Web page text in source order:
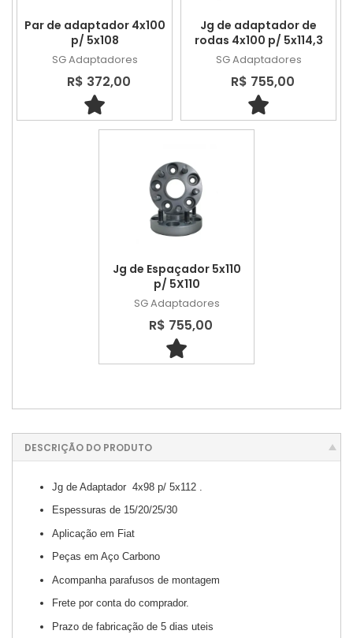
Par de adaptador 4x100
p/ 5x108
SG Adaptadores
R$ 372,00
Jg de adaptador de
rodas 4x100 p/ 5x114,3
SG Adaptadores
R$ 755,00
Jg de Espaçador 5x110
p/ 5X110
SG Adaptadores
R$ 755,00
DESCRIÇÃO DO PRODUTO
Jg de Adaptador 4x98 p/ 5x112 .
Espessuras de 15/20/25/30
Aplicação em Fiat
Peças em Aço Carbono
Acompanha parafusos de montagem
Frete por conta do comprador.
Prazo de fabricação de 5 dias uteis